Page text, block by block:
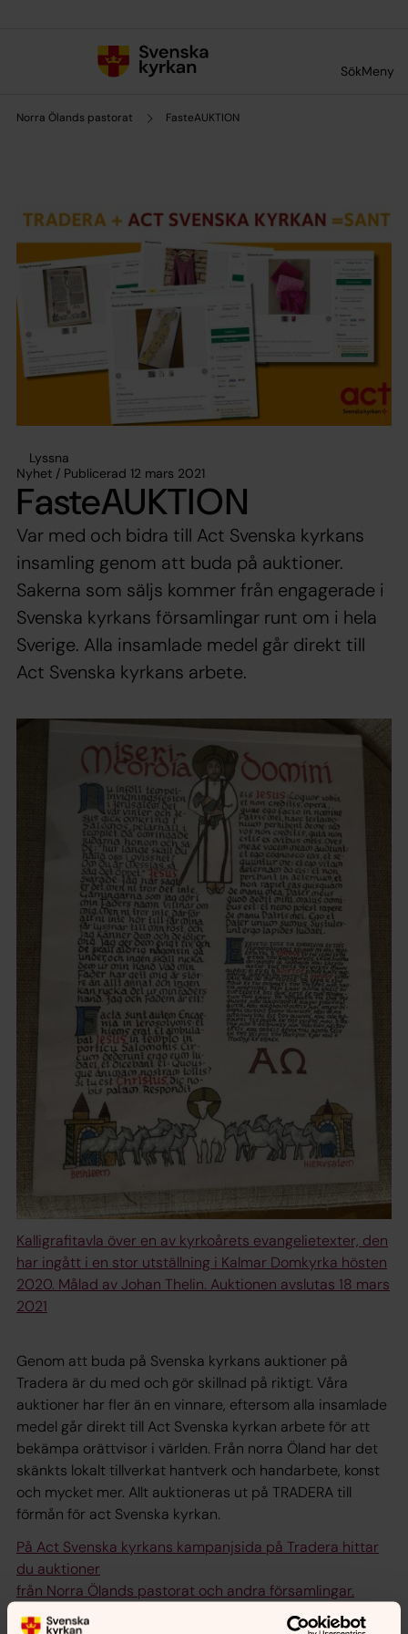
SökMeny
Norra Ölands pastorat FasteAUKTION
Lyssna
Nyhet / Publicerad 12 mars 2021
FasteAUKTION
Var med och bidra till Act Svenska kyrkans
insamling genom att buda på auktioner.
Sakerna som säljs kommer från engagerade i
Svenska kyrkans församlingar runt om i hela
Sverige. Alla insamlade medel går direkt till
Act Svenska kyrkans arbete.
Kalligrafitavla över en av kyrkoårets evangelietexter, den
har ingått i en stor utställning i Kalmar Domkyrka hösten
2020. Målad av Johan Thelin. Auktionen avslutas 18 mars
2021
Genom att buda på Svenska kyrkans auktioner på
Tradera är du med och gör skillnad på riktigt. Våra
auktioner har fler än en vinnare, eftersom alla insamlade
medel går direkt till Act Svenska kyrkan arbete för att
bekämpa orättvisor i världen. Från norra Öland har det
skänkts lokalt tillverkat hantverk och handarbete, konst
och mycket mer. Allt auktioneras ut på TRADERA till
förmån för act Svenska kyrkan.
På Act Svenska kyrkans kampanjsida på Tradera hittar
du auktioner
från Norra Ölands pastorat och andra församlingar.